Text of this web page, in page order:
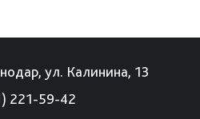
ул. Калинина, 13
221-59-42